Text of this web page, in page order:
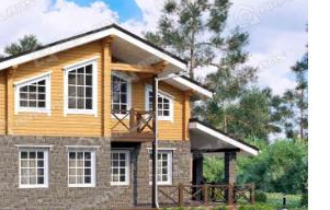
персональных данных
and the GooglePrivacy PolicyandTerms of Service
ОТПРАВИТЬ